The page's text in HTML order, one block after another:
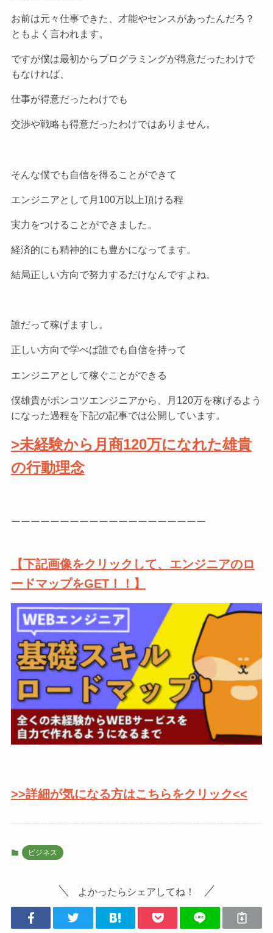
お前は元々仕事できた、才能やセンスがあったんだろ？
ともよく言われます。
ですが僕は最初からプログラミングが得意だったわけで
もなければ、
仕事が得意だったわけでも
交渉や戦略も得意だったわけではありません。
そんな僕でも自信を得ることができて
エンジニアとして月100万以上頂ける程
実力をつけることができました。
経済的にも精神的にも豊かになってます。
結局正しい方向で努力するだけなんですよね。
誰だって稼げますし。
正しい方向で学べば誰でも自信を持って
エンジニアとして稼ぐことができる
僕雄貴がポンコツエンジニアから、月120万を稼げるよう
になった過程を下記の記事では公開しています。
>未経験から月商120万になれた雄貴
の行動理念
ーーーーーーーーーーーーーーーーーーーー
【下記画像をクリックして、エンジニアのロ
ードマップをGET！！】
>>詳細が気になる方はこちらをクリック<<
ビジネス
よかったらシェアしてね！